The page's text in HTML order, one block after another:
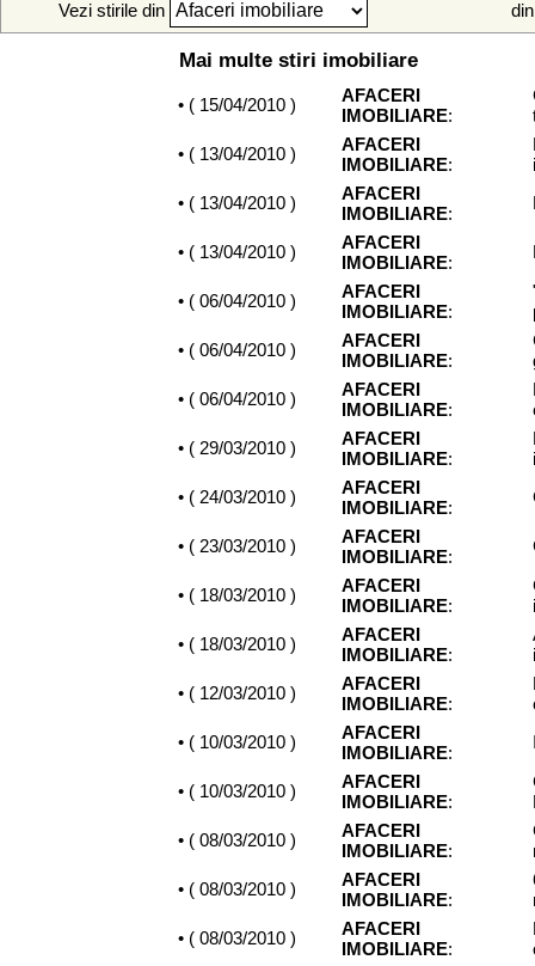
Vezi stirile din
Mai multe stiri imobiliare
• ( 15/04/2010)
AFACERI
IMOBILIARE:
• ( 13/04/2010)
AFACERI
IMOBILIARE:
• ( 13/04/2010)
AFACERI
IMOBILIARE:
• ( 13/04/2010)
AFACERI
IMOBILIARE:
• ( 06/04/2010)
AFACERI
IMOBILIARE:
• ( 06/04/2010)
AFACERI
IMOBILIARE:
• ( 06/04/2010)
AFACERI
IMOBILIARE:
• ( 29/03/2010)
AFACERI
IMOBILIARE:
• ( 24/03/2010)
AFACERI
IMOBILIARE:
• ( 23/03/2010)
AFACERI
IMOBILIARE:
• ( 18/03/2010)
AFACERI
IMOBILIARE:
• ( 18/03/2010)
AFACERI
IMOBILIARE:
• ( 12/03/2010)
AFACERI
IMOBILIARE:
• ( 10/03/2010)
AFACERI
IMOBILIARE:
• ( 10/03/2010)
AFACERI
IMOBILIARE:
• ( 08/03/2010)
AFACERI
IMOBILIARE:
• ( 08/03/2010)
AFACERI
IMOBILIARE:
• ( 08/03/2010)
AFACERI
IMOBILIARE: